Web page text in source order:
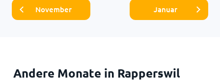
November Januar
Andere Monate in Rapperswil